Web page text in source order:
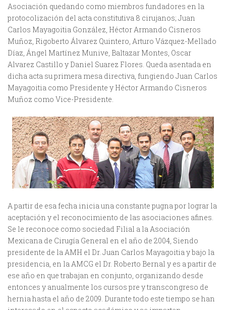
Asociación quedando como miembros fundadores en la
protocolización del acta constitutiva 8 cirujanos; Juan
Carlos Mayagoitia González, Héctor Armando Cisneros
Muñoz, Rigoberto Álvarez Quintero, Arturo Vázquez-Mellado
Díaz, Ángel Martínez Munive, Baltazar Montes, Oscar
Alvarez Castillo y Daniel Suarez Flores. Queda asentada en
dicha acta su primera mesa directiva, fungiendo Juan Carlos
Mayagoitia como Presidente y Héctor Armando Cisneros
Muñoz como Vice-Presidente.
A partir de esa fecha inicia una constante pugna por lograr la
aceptación y el reconocimiento de las asociaciones afines.
Se le reconoce como sociedad Filial a la Asociación
Mexicana de Cirugía General en el año de 2004, Siendo
presidente de la AMH el Dr. Juan Carlos Mayagoitia y bajo la
presidencia, en la AMCG el Dr. Roberto Bernal y es a partir de
ese año en que trabajan en conjunto, organizando desde
entonces y anualmente los cursos pre y transcongreso de
hernia hasta el año de 2009. Durante todo este tiempo se han